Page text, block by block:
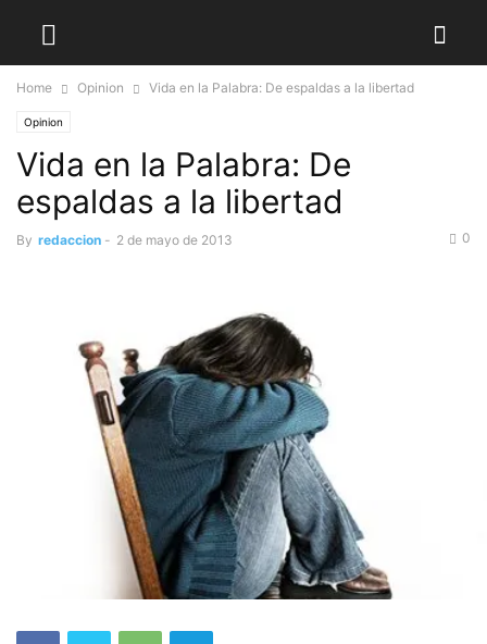
Home Opinion Vida en la Palabra: De espaldas a la libertad
Opinion
Vida en la Palabra: De
espaldas a la libertad
By redaccion - 2 de mayo de 2013 0